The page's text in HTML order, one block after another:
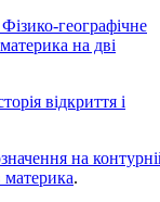
географічне
на дві
відкриття і
на
материка.